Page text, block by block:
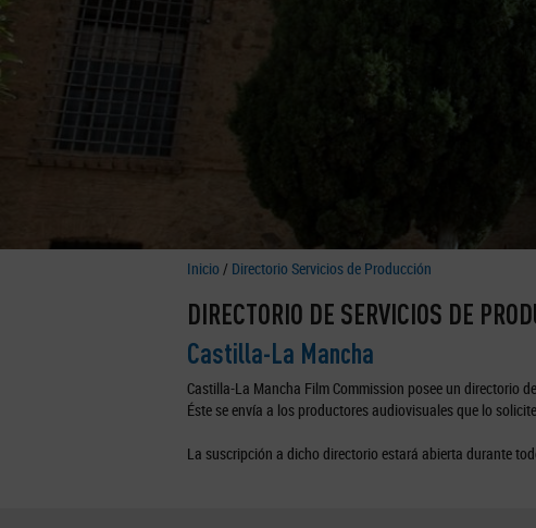
Inicio / Directorio Servicios de Producción
DIRECTORIO DE SERVICIOS DE
Castilla-La Mancha
Castilla-La Mancha Film Commission posee un directorio
Éste se envía a los productores audiovisuales que lo
La suscripción a dicho directorio estará abierta durante